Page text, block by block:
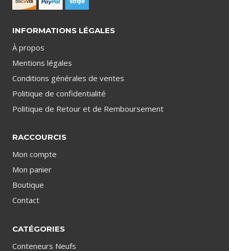
INFORMATIONS LÉGALES
À propos
Mentions légales
Conditions générales de ventes
Politique de confidentialité
Politique de Retour et de Remboursement
RACCOURCIS
Mon compte
Mon panier
Boutique
Contact
CATÉGORIES
Conteneurs Neufs